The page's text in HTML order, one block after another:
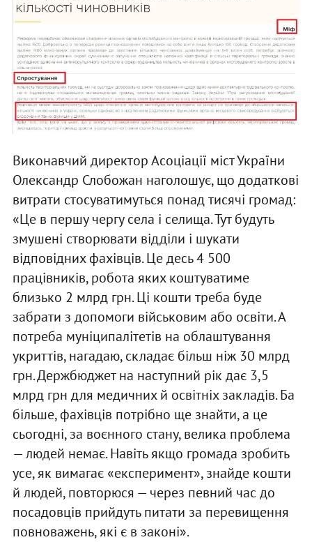
Виконавчий директор Асоціації міст України
Олександр Слобожан наголошує, що додаткові
витрати стосуватимуться понад тисячі громад:
«Це в першу чергу села і селища. Тут будуть
змушені створювати відділи і шукати
відповідних фахівців. Це десь 4 500
працівників, робота яких коштуватиме
близько 2 млрд грн. Ці кошти треба буде
забрати з допомоги військовим або освіти. А
потреба муніципалітетів на облаштування
укриттів, нагадаю, складає більш ніж 30 млрд
грн. Держбюджет на наступний рік дає 3,5
млрд грн для медичних й освітніх закладів. Ба
більше, фахівців потрібно ще знайти, а це
сьогодні, за воєнного стану, велика проблема
— людей немає. Навіть якщо громада зробить
усе, як вимагає «експеримент», знайде кошти
й людей, повторюся — через певний час до
посадовців прийдуть питати за перевищення
повноважень, які є в законі».